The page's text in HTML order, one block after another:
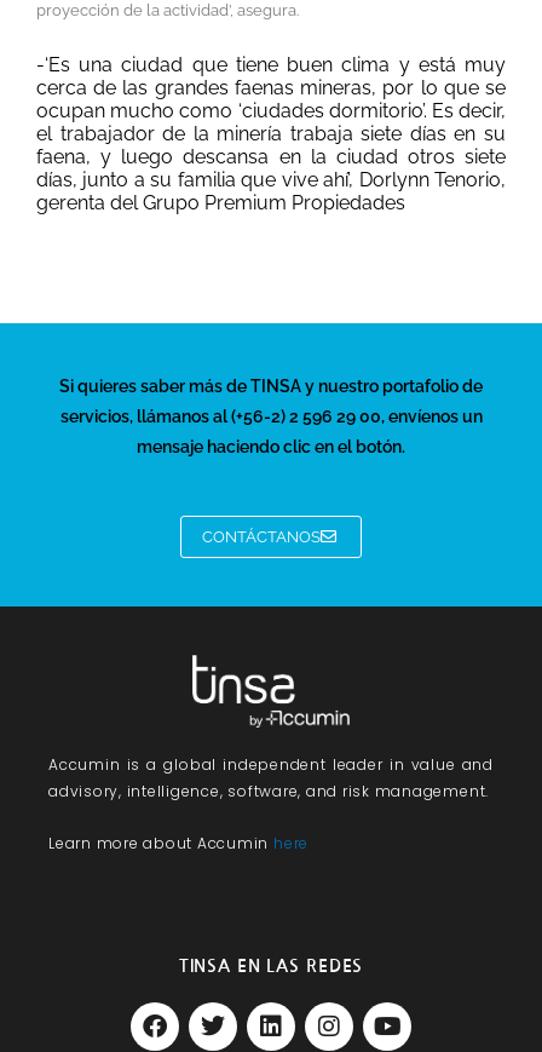
proyección de la actividad’, asegura.
-‘Es una ciudad que tiene buen clima y está muy
cerca de las grandes faenas mineras, por lo que se
ocupan mucho como ‘ciudades dormitorio’. Es decir,
el trabajador de la minería trabaja siete días en su
faena, y luego descansa en la ciudad otros siete
días, junto a su familia que vive ahí’, Dorlynn Tenorio,
gerenta del Grupo Premium Propiedades
Si quieres saber más de TINSA y nuestro portafolio de
servicios, llámanos al (+56-2) 2 596 29 00, envíenos un
mensaje haciendo clic en el botón.
CONTÁCTANOS
Accumin is a global independent leader in value and
advisory, intelligence, software, and risk management.
Learn more about Accumin here
TINSA EN LAS REDES
F
a
T
w
L
i
I
n
Y
o